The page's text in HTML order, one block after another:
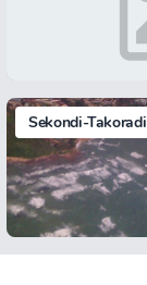
Sekondi-Takoradi